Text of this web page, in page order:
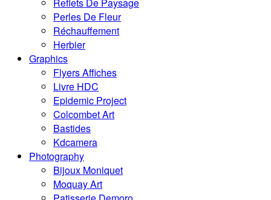
Perles De Fleur
Réchauffement
Herbier
Graphics
Flyers Affiches
Livre HDC
Epidemic Project
Colcombet Art
Bastides
Kdcamera
Photography
Bijoux Moniquet
Moquay Art